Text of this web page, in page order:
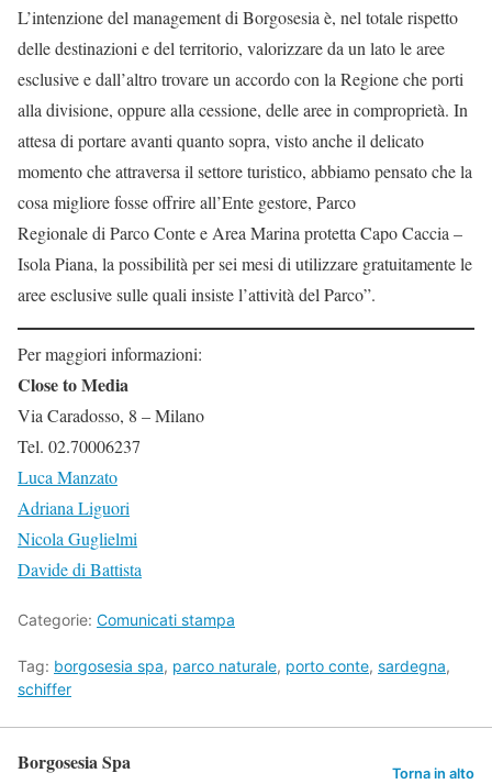
L’intenzione del management di Borgosesia è, nel totale rispetto
delle destinazioni e del territorio, valorizzare da un lato le aree
esclusive e dall’altro trovare un accordo con la Regione che porti
alla divisione, oppure alla cessione, delle aree in comproprietà. In
attesa di portare avanti quanto sopra, visto anche il delicato
momento che attraversa il settore turistico, abbiamo pensato che la
cosa migliore fosse offrire all’Ente gestore, Parco
Regionale di Parco Conte e Area Marina protetta Capo Caccia –
Isola Piana, la possibilità per sei mesi di utilizzare gratuitamente le
aree esclusive sulle quali insiste l’attività del Parco”.
Per maggiori informazioni:
Close to Media
Via Caradosso, 8 – Milano
Tel. 02.70006237
Luca Manzato
Adriana Liguori
Nicola Guglielmi
Davide di Battista
Categorie: Comunicati stampa
Tag: borgosesia spa, parco naturale, porto conte, sardegna,
schiffer
Borgosesia Spa Torna in alto